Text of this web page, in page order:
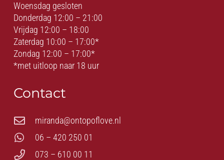
Woensdag gesloten
Donderdag 12:00 – 21:00
Vrijdag 12:00 – 18:00
Zaterdag 10:00 – 17:00*
Zondag 12:00 – 17:00*
*met uitloop naar 18 uur
Contact
miranda@ontopoflove.nl
06 – 420 250 01
073 – 610 00 11